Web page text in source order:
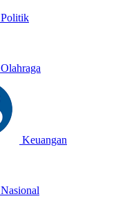
Politik
Olahraga
Keuangan
Nasional